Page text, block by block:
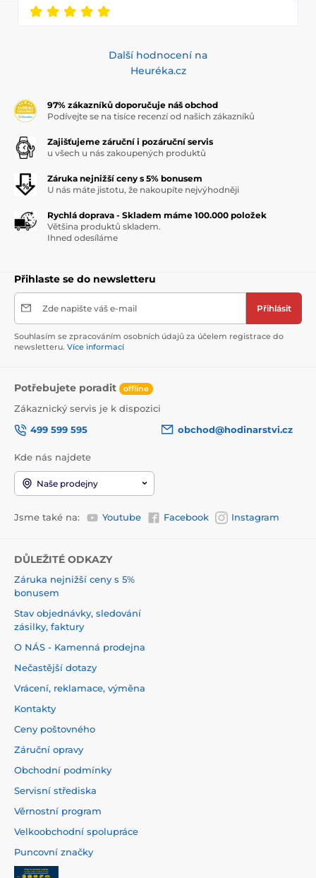
Další hodnocení na
Heuréka.cz
97% zákazníků doporučuje náš obchod
Podívejte se na tisíce recenzí od našich zákazníků
Zajišťujeme záruční i pozáruční servis
u všech u nás zakoupených produktů
Záruka nejnižší ceny s 5% bonusem
U nás máte jistotu, že nakoupíte nejvýhodněji
Rychlá doprava - Skladem máme 100.000 položek
Většina produktů skladem.
Ihned odesíláme
Přihlaste se do newsletteru
Zde napište váš e-mail Přihlásit
Souhlasím se zpracováním osobních údajů za účelem registrace do
newsletteru. Více informací
Potřebujete poradit offline
Zákaznický servis je k dispozici
499 599 595
obchod@hodinarstvi.cz
Kde nás najdete
Naše prodejny
Jsme také na: Youtube Facebook Instagram
DŮLEŽITÉ ODKAZY
Záruka nejnižší ceny s 5%
bonusem
Stav objednávky, sledování
zásilky, faktury
O NÁS - Kamenná prodejna
Nečastější dotazy
Vrácení, reklamace, výměna
Kontakty
Ceny poštovného
Záruční opravy
Obchodní podmínky
Servisní střediska
Věrnostní program
Velkoobchodní spolupráce
Puncovní značky